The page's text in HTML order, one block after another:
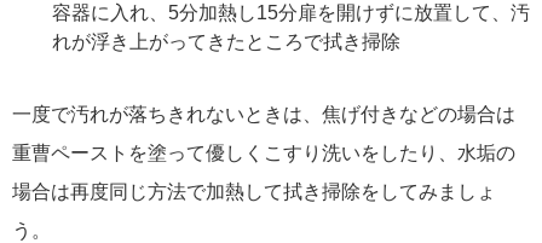
容器に入れ、5分加熱し15分扉を開けずに放置して、汚
れが浮き上がってきたところで拭き掃除
一度で汚れが落ちきれないときは、焦げ付きなどの場合は
重曹ペーストを塗って優しくこすり洗いをしたり、水垢の
場合は再度同じ方法で加熱して拭き掃除をしてみましょ
う。